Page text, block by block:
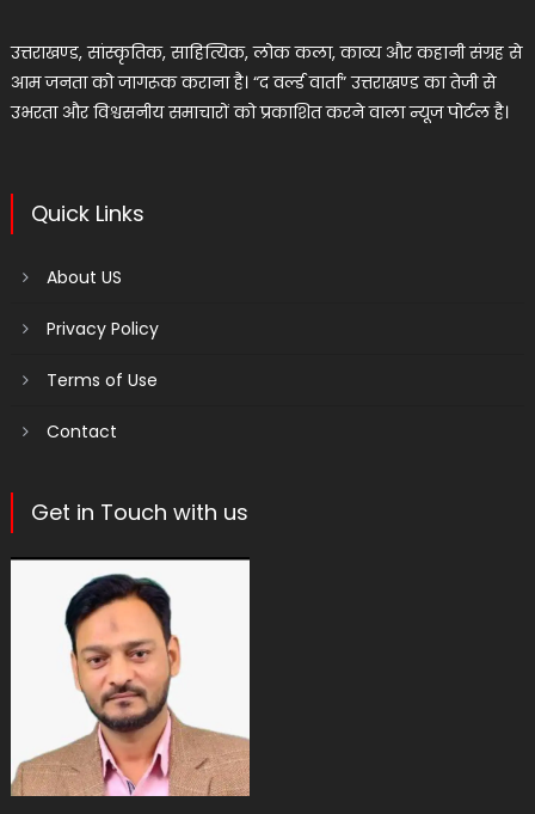
उत्तराखण्ड, सांस्कृतिक, साहित्यिक, लोक कला, काव्य और कहानी संग्रह से
आम जनता को जागरूक कराना है। “द वर्ल्ड वार्ता” उत्तराखण्ड का तेजी से
उभरता और विश्वसनीय समाचारों को प्रकाशित करने वाला न्यूज पोर्टल है।
Quick Links
About US
Privacy Policy
Terms of Use
Contact
Get in Touch with us